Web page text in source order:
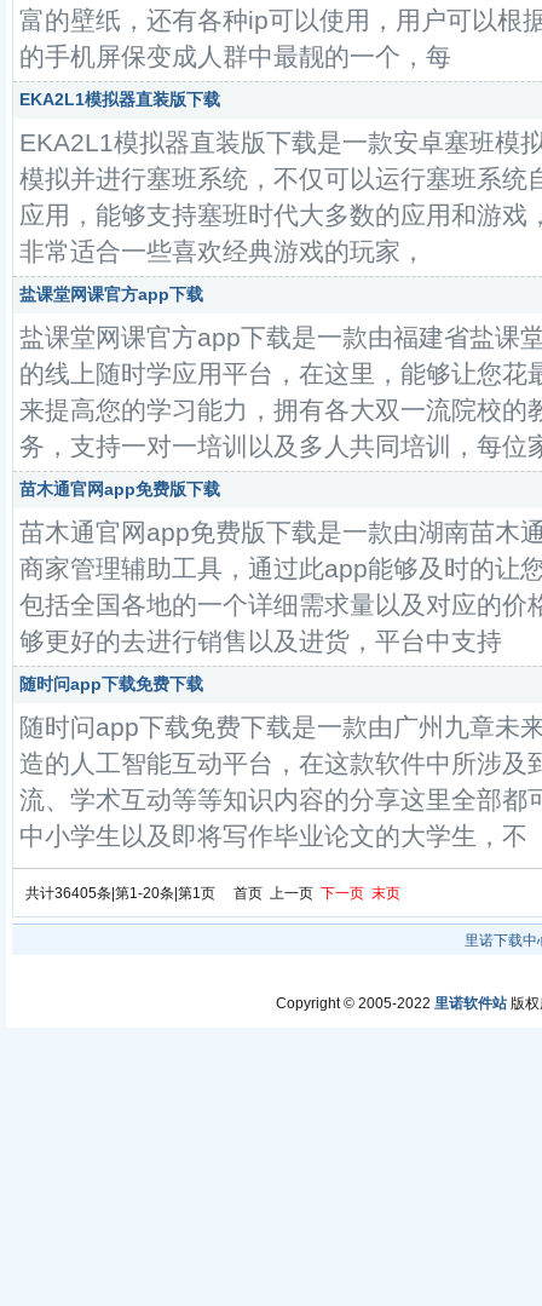
富的壁纸，还有各种ip可以使用，用户可以根
的手机屏保变成人群中最靓的一个，每
EKA2L1模拟器直装版下载
EKA2L1模拟器直装版下载是一款安卓塞班模
模拟并进行塞班系统，不仅可以运行塞班系统
应用，能够支持塞班时代大多数的应用和游戏
非常适合一些喜欢经典游戏的玩家，
盐课堂网课官方app下载
盐课堂网课官方app下载是一款由福建省盐课
的线上随时学应用平台，在这里，能够让您花
来提高您的学习能力，拥有各大双一流院校的
务，支持一对一培训以及多人共同培训，每位
苗木通官网app免费版下载
苗木通官网app免费版下载是一款由湖南苗木
商家管理辅助工具，通过此app能够及时的让
包括全国各地的一个详细需求量以及对应的价
够更好的去进行销售以及进货，平台中支持
随时问app下载免费下载
随时问app下载免费下载是一款由广州九章未
造的人工智能互动平台，在这款软件中所涉及
流、学术互动等等知识内容的分享这里全部都
中小学生以及即将写作毕业论文的大学生，不
共计36405条|第1-20条|第1页 首页 上一页 下一页 末页
里诺下载中
Copyright © 2005-2022 里诺软件站版权